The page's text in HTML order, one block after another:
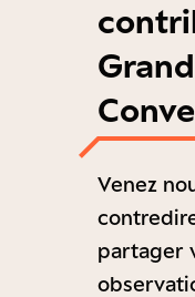
Venez
partager